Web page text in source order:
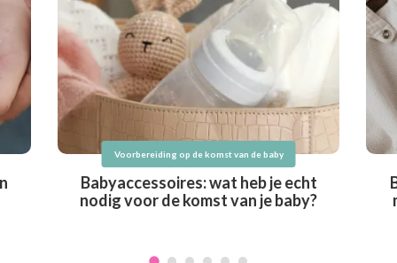
Voorbereiding op de komst van de baby
Babyaccessoires: wat heb je echt
nodig voor de komst van je baby?